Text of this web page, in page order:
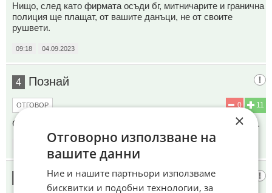
Нищо, след като фирмата осъди бг, митничарите и гранична
полиция ще плащат, от вашите данъци, не от своите
рушвети.
09:18 04.09.2023
4 Познай
11
0
ОТГОВОР
Сигурно записите ги изтриха вчера... Чакали са подаръче...
04.09.2023
Реалист
×
Отговорно използване на
вашите данни
Ние и нашите партньори използваме
бисквитки и подобни технологии, за